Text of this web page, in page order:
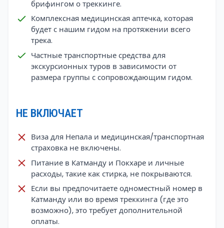
брифингом о треккинге.
Комплексная медицинская аптечка, которая
будет с нашим гидом на протяжении всего
трека.
Частные транспортные средства для
экскурсионных туров в зависимости от
размера группы с сопровождающим гидом.
НЕ ВКЛЮЧАЕТ
Виза для Непала и медицинская/транспортная
страховка не включены.
Питание в Катманду и Покхаре и личные
расходы, такие как стирка, не покрываются.
Если вы предпочитаете одноместный номер в
Катманду или во время треккинга (где это
возможно), это требует дополнительной
оплаты.